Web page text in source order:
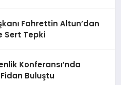
Fahrettin Altun’dan
Sert Tepki
Konferansı’nda
Buluştu